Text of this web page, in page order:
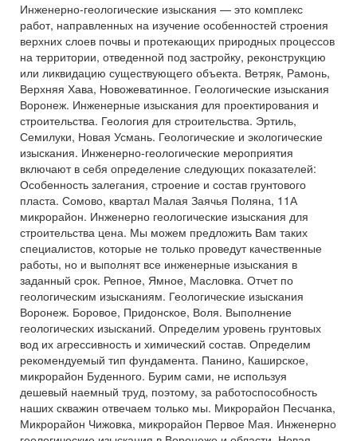
Инженерно-геологические изыскания — это комплекс
работ, направленных на изучение особенностей строения
верхних слоев почвы и протекающих природных процессов
на территории, отведенной под застройку, реконструкцию
или ликвидацию существующего объекта. Ветряк, Рамонь,
Верхняя Хава, Новожеватинное. Геологические изыскания
Воронеж. Инженерные изыскания для проектирования и
строительства. Геология для строительства. Эртиль,
Семилуки, Новая Усмань. Геологические и экологические
изыскания. Инженерно-геологические мероприятия
включают в себя определение следующих показателей:
Особенность залегания, строение и состав грунтового
пласта. Сомово, квартал Малая Заячья Поляна, 11А
микрорайон. Инженерно геологические изыскания для
строительства цена. Мы можем предложить Вам таких
специалистов, которые не только проведут качественные
работы, но и выполнят все инженерные изыскания в
заданный срок. Репное, Ямное, Масловка. Отчет по
геологическим изысканиям. Геологические изыскания
Воронеж. Боровое, Придонское, Воля. Выполнение
геологических изысканий. Определим уровень грунтовых
вод их агрессивность и химический состав. Определим
рекомендуемый тип фундамента. Панино, Каширское,
микрорайон Буденного. Бурим сами, не используя
дешевый наемный труд, поэтому, за работоспособность
наших скважин отвечаем только мы. Микрорайон Песчанка,
Микрорайон Чижовка, микрорайон Первое Мая. Инженерно